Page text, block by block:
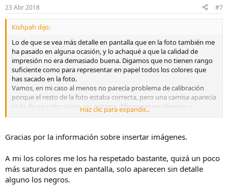
23 Abr 2018 #7
Kishpah dijo:
Lo de que se vea más detalle en pantalla que en la foto también me
ha pasado en alguna ocasión, y lo achaqué a que la calidad de
impresión no era demasiado buena. Digamos que no tienen rango
suficiente como para representar en papel todos los colores que
has sacado en la foto.
Vamos, en mi caso al menos no parecía problema de calibración
porque el resto de la foto estaba correcta, pero una camisa aparecía
toda de un color plano, sin notarse diferencias en pliegues y
Para que salga la imagen simplemente copia el código de Flickr, no
tienes que ponerlo entre ningún tag, ya que los incluye el propio
Haz clic para expandir...
Gracias por la información sobre insertar imágenes.
A mi los colores me los ha respetado bastante, quizá un poco
más saturados que en pantalla, solo aparecen sin detalle
alguno los negros.